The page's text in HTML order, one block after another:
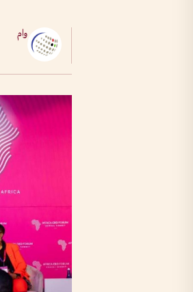
وام